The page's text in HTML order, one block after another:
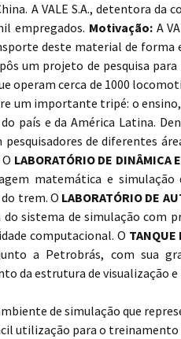
A VALE S.A., detentora
empregados. Motivação: A
deste material de forma
um projeto de pesquisa
operam cerca de 1000
um importante tripé: o
do país e da América Latina.
de diferentes
LABORATÓRIO DE DINÂMICA
matemática e
trem. O LABORATÓRIO DE
sistema de simulação com
computacional. O TANQUE
a Petrobrás, com sua
da estrutura de visualização
de simulação que
utilização para o treinamento